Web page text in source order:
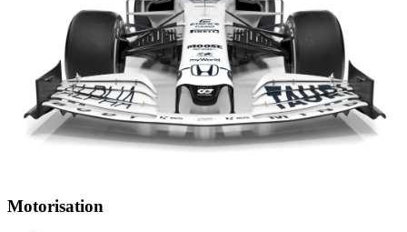
Motorisation